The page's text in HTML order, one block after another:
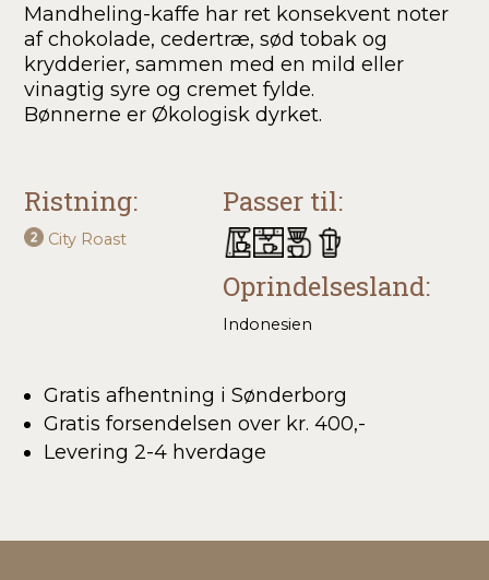
Mandheling-kaffe har ret konsekvent noter
af chokolade, cedertræ, sød tobak og
krydderier, sammen med en mild eller
vinagtig syre og cremet fylde.
Bønnerne er Økologisk dyrket.
Ristning:
City Roast
Passer til:
Oprindelsesland:
Indonesien
Gratis afhentning i Sønderborg
Gratis forsendelsen over kr. 400,-
Levering 2-4 hverdage